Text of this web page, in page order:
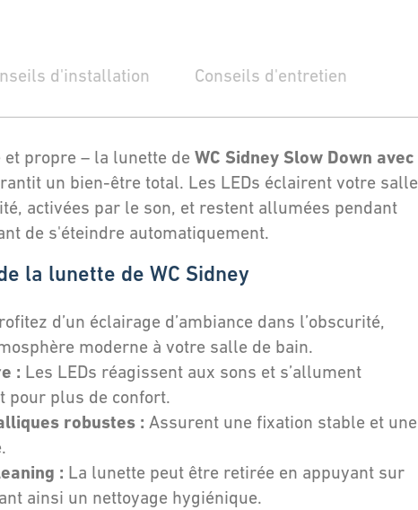
d'installation
Conseils d'entretien
propre – la lunette de WC Sidney Slow Down avec
un bien-être total. Les LEDs éclairent votre salle
activées par le son, et restent allumées pendant
de s'éteindre automatiquement.
la lunette de WC Sidney
d’un éclairage d’ambiance dans l’obscurité,
moderne à votre salle de bain.
: Les LEDs réagissent aux sons et s’allument
pour plus de confort.
robustes : Assurent une fixation stable et une
: La lunette peut être retirée en appuyant sur
ainsi un nettoyage hygiénique.